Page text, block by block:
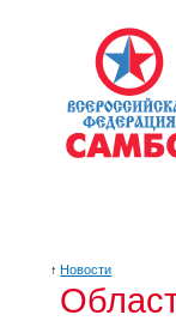
↑ Новости